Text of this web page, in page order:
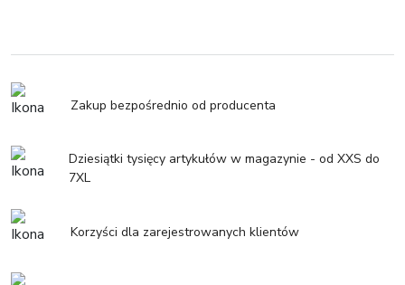
Zakup bezpośrednio od producenta
Dziesiątki tysięcy artykułów w magazynie - od XXS do
7XL
Korzyści dla zarejestrowanych klientów